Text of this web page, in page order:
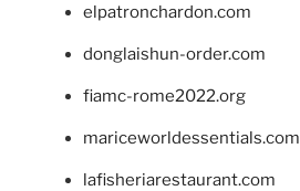
elpatronchardon.com
donglaishun-order.com
fiamc-rome2022.org
mariceworldessentials.com
lafisheriarestaurant.com